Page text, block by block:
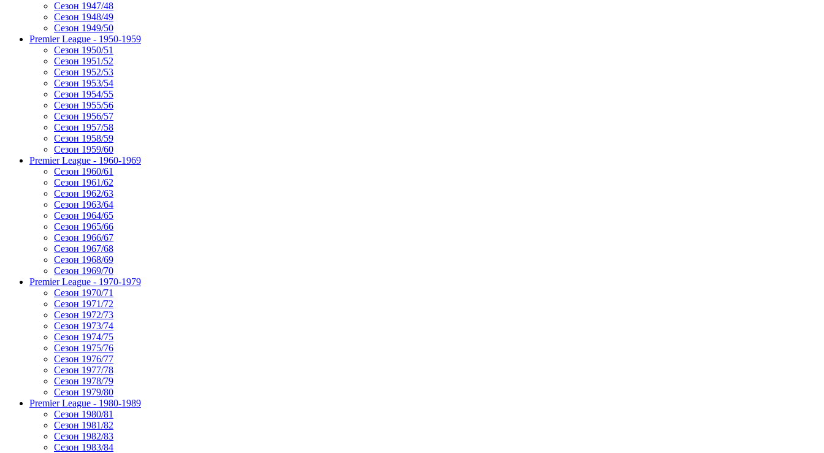
Сезон 1947/48
Сезон 1948/49
Сезон 1949/50
Premier League - 1950-1959
Сезон 1950/51
Сезон 1951/52
Сезон 1952/53
Сезон 1953/54
Сезон 1954/55
Сезон 1955/56
Сезон 1956/57
Сезон 1957/58
Сезон 1958/59
Сезон 1959/60
Premier League - 1960-1969
Сезон 1960/61
Сезон 1961/62
Сезон 1962/63
Сезон 1963/64
Сезон 1964/65
Сезон 1965/66
Сезон 1966/67
Сезон 1967/68
Сезон 1968/69
Сезон 1969/70
Premier League - 1970-1979
Сезон 1970/71
Сезон 1971/72
Сезон 1972/73
Сезон 1973/74
Сезон 1974/75
Сезон 1975/76
Сезон 1976/77
Сезон 1977/78
Сезон 1978/79
Сезон 1979/80
Premier League - 1980-1989
Сезон 1980/81
Сезон 1981/82
Сезон 1982/83
Сезон 1983/84